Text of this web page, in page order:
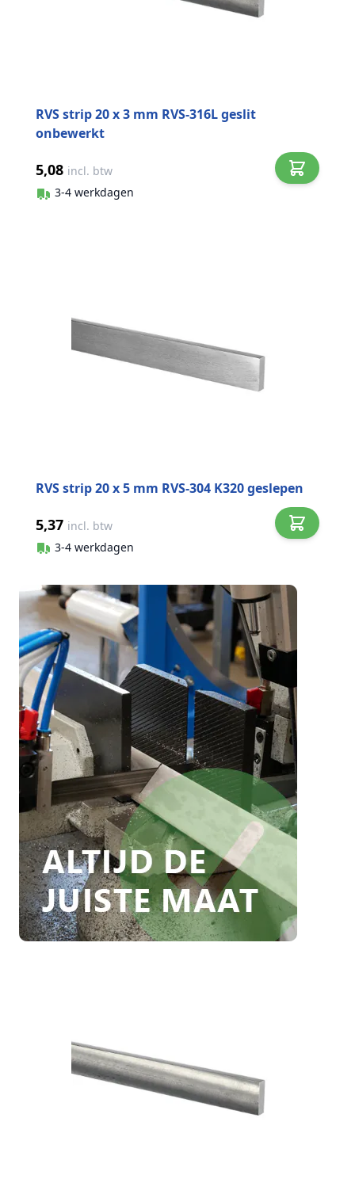
RVS strip 20 x 3 mm RVS-316L geslit
onbewerkt
5,08 incl. btw
3-4 werkdagen
RVS strip 20 x 5 mm RVS-304 K320 geslepen
5,37 incl. btw
3-4 werkdagen